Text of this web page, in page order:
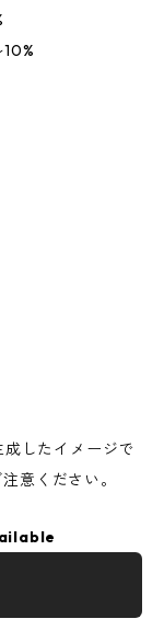
したイメージで
意ください。